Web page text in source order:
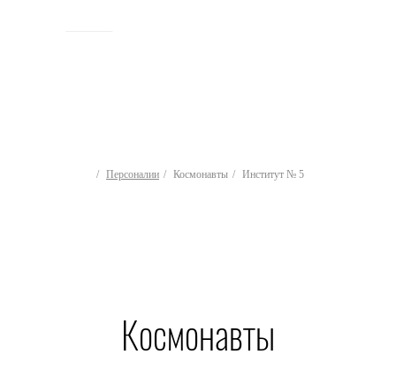
Персоналии Космонавты Институт № 5
Космонавты